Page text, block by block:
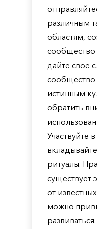
различным
областям,
сообщество
дайте свое
истинным
обратить
Участвуйте
ритуалы.
существует
от
можно